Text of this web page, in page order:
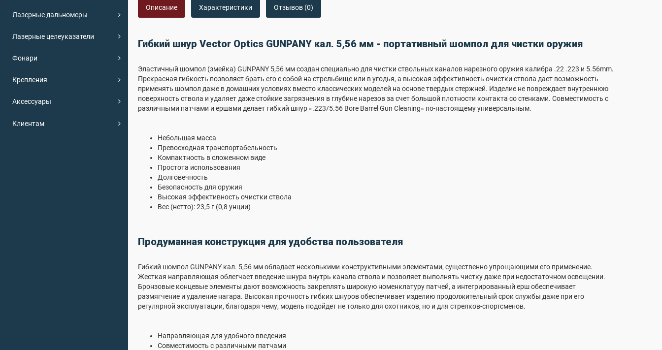
Лазерные дальномеры
Лазерные целеуказатели
Фонари
Крепления
Аксессуары
Клиентам
Описание Характеристики Отзывов (0)
Гибкий шнур Vector Optics GUNPANY кал. 5,56 мм - портативный шомпол для чистки оружия
Эластичный шомпол (змейка) GUNPANY 5,56 мм создан специально для чистки ствольных каналов нарезного оружия калибра .22 .223 и 5.56mm.
Прекрасная гибкость позволяет брать его с собой на стрельбище или в угодья, а высокая эффективность очистки ствола дает возможность
применять шомпол даже в домашних условиях вместо классических моделей на основе твердых стержней. Изделие не повреждает внутреннюю
поверхность ствола и удаляет даже стойкие загрязнения в глубине нарезов за счет большой плотности контакта со стенками. Совместимость с
различными патчами и ершами делает гибкий шнур «.223/5.56 Bore Barrel Gun Cleaning» по-настоящему универсальным.
Небольшая масса
Превосходная транспортабельность
Компактность в сложенном виде
Простота использования
Долговечность
Безопасность для оружия
Высокая эффективность очистки ствола
Вес (нетто): 23,5 г (0,8 унции)
Продуманная конструкция для удобства пользователя
Гибкий шомпол GUNPANY кал. 5,56 мм обладает несколькими конструктивными элементами, существенно упрощающими его применение.
Жесткая направляющая облегчает введение шнура внутрь канала ствола и позволяет выполнять чистку даже при недостаточном освещении.
Бронзовые концевые элементы дают возможность закреплять широкую номенклатуру патчей, а интегрированный ерш обеспечивает
размягчение и удаление нагара. Высокая прочность гибких шнуров обеспечивает изделию продолжительный срок службы даже при его
регулярной эксплуатации, благодаря чему, модель подойдет не только для охотников, но и для стрелков-спортсменов.
Направляющая для удобного введения
Совместимость с различными патчами